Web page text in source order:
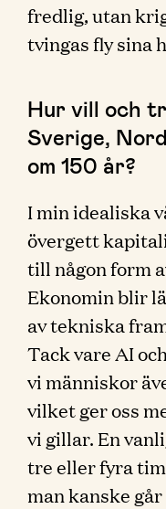
fredlig, utan
tvingas fly sina
Hur vill och
Sverige,
om 150 år?
I min idealiska
övergett
till någon form
Ekonomin blir
av tekniska
Tack vare AI
vi människor
vilket ger oss
vi gillar. En
tre eller fyra
man kanske